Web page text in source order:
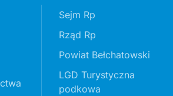
Sejm Rp
Rząd Rp
Powiat Bełchatowski
LGD Turystyczna
podkowa